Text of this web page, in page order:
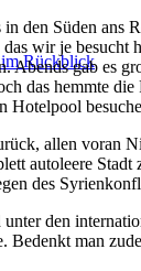
im Rückblick
den Süden ans
wir je
Abends gab es
das hemmte
Hotelpool
allen voran
autoleere
des
den
Bedenkt man